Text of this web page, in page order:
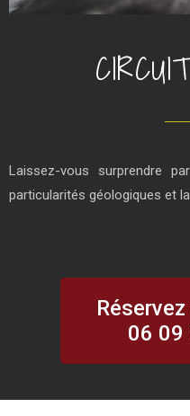
Laissez-vous surprendre
particularités géologiques et
06 09